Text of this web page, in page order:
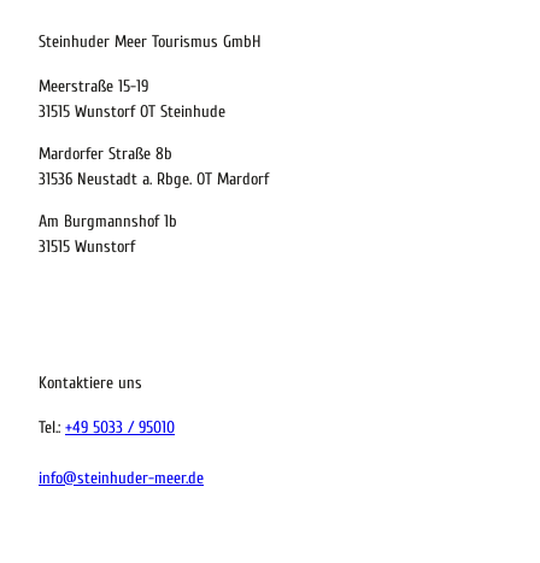
Kinder
buchen
Steinhuder Meer Tourismus GmbH
Meerstraße 15-19
31515 Wunstorf OT Steinhude
Mardorfer Straße 8b
31536 Neustadt a. Rbge. OT Mardorf
Am Burgmannshof 1b
31515 Wunstorf
Kontaktiere uns
Tel.: +49 5033 / 95010
info@steinhuder-meer.de